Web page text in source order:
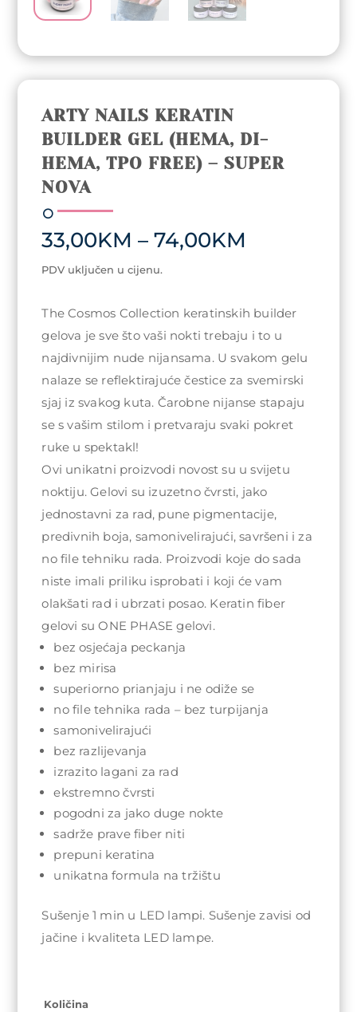
ARTY NAILS KERATIN
BUILDER GEL (HEMA, DI-
HEMA, TPO FREE) – SUPER
NOVA
33,00KM – 74,00KM
74,00KM
PDV uključen u cijenu.
The Cosmos Collection keratinskih builder
gelova je sve što vaši nokti trebaju i to u
najdivnijim nude nijansama. U svakom gelu
nalaze se reflektirajuće čestice za svemirski
sjaj iz svakog kuta. Čarobne nijanse stapaju
se s vašim stilom i pretvaraju svaki pokret
ruke u spektakl!
Ovi unikatni proizvodi novost su u svijetu
noktiju. Gelovi su izuzetno čvrsti, jako
jednostavni za rad, pune pigmentacije,
predivnih boja, samonivelirajući, savršeni i za
no file tehniku rada. Proizvodi koje do sada
niste imali priliku isprobati i koji će vam
olakšati rad i ubrzati posao. Keratin fiber
gelovi su ONE PHASE gelovi.
bez osjećaja peckanja
bez mirisa
superiorno prianjaju i ne odiže se
no file tehnika rada – bez turpijanja
samonivelirajući
bez razlijevanja
izrazito lagani za rad
ekstremno čvrsti
pogodni za jako duge nokte
sadrže prave fiber niti
prepuni keratina
unikatna formula na tržištu
Sušenje 1 min u LED lampi. Sušenje zavisi od
jačine i kvaliteta LED lampe.
Količina